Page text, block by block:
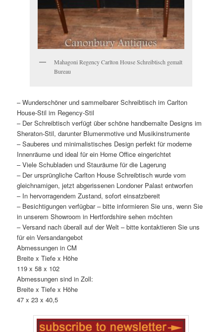
Mahagoni Regency Carlton House Schreibtisch gemalt
Bureau
– Wunderschöner und sammelbarer Schreibtisch im Carlton
House-Stil im Regency-Stil
– Der Schreibtisch verfügt über schöne handbemalte Designs im
Sheraton-Stil, darunter Blumenmotive und Musikinstrumente
– Sauberes und minimalistisches Design perfekt für moderne
Innenräume und ideal für ein Home Office eingerichtet
– Viele Schubladen und Stauräume für die Lagerung
– Der ursprüngliche Carlton House Schreibtisch wurde vom
gleichnamigen, jetzt abgerissenen Londoner Palast entworfen
– In hervorragendem Zustand, sofort einsatzbereit
– Besichtigungen verfügbar – bitte informieren Sie uns, wenn Sie
in unserem Showroom in Hertfordshire sehen möchten
– Versand nach überall auf der Welt – bitte kontaktieren Sie uns
für ein Versandangebot
Abmessungen in CM
Breite x Tiefe x Höhe
119 x 58 x 102
Abmessungen sind in Zoll:
Breite x Tiefe x Höhe
47 x 23 x 40,5